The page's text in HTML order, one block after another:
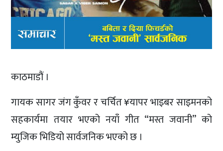
काठमाडौं ।
गायक सागर जंग कुँवर र चर्चित ¥यापर भाइबर साइमनको
सहकार्यमा तयार भएको नयाँ गीत “मस्त जवानी” को
म्युजिक भिडियो सार्वजनिक भएको छ ।